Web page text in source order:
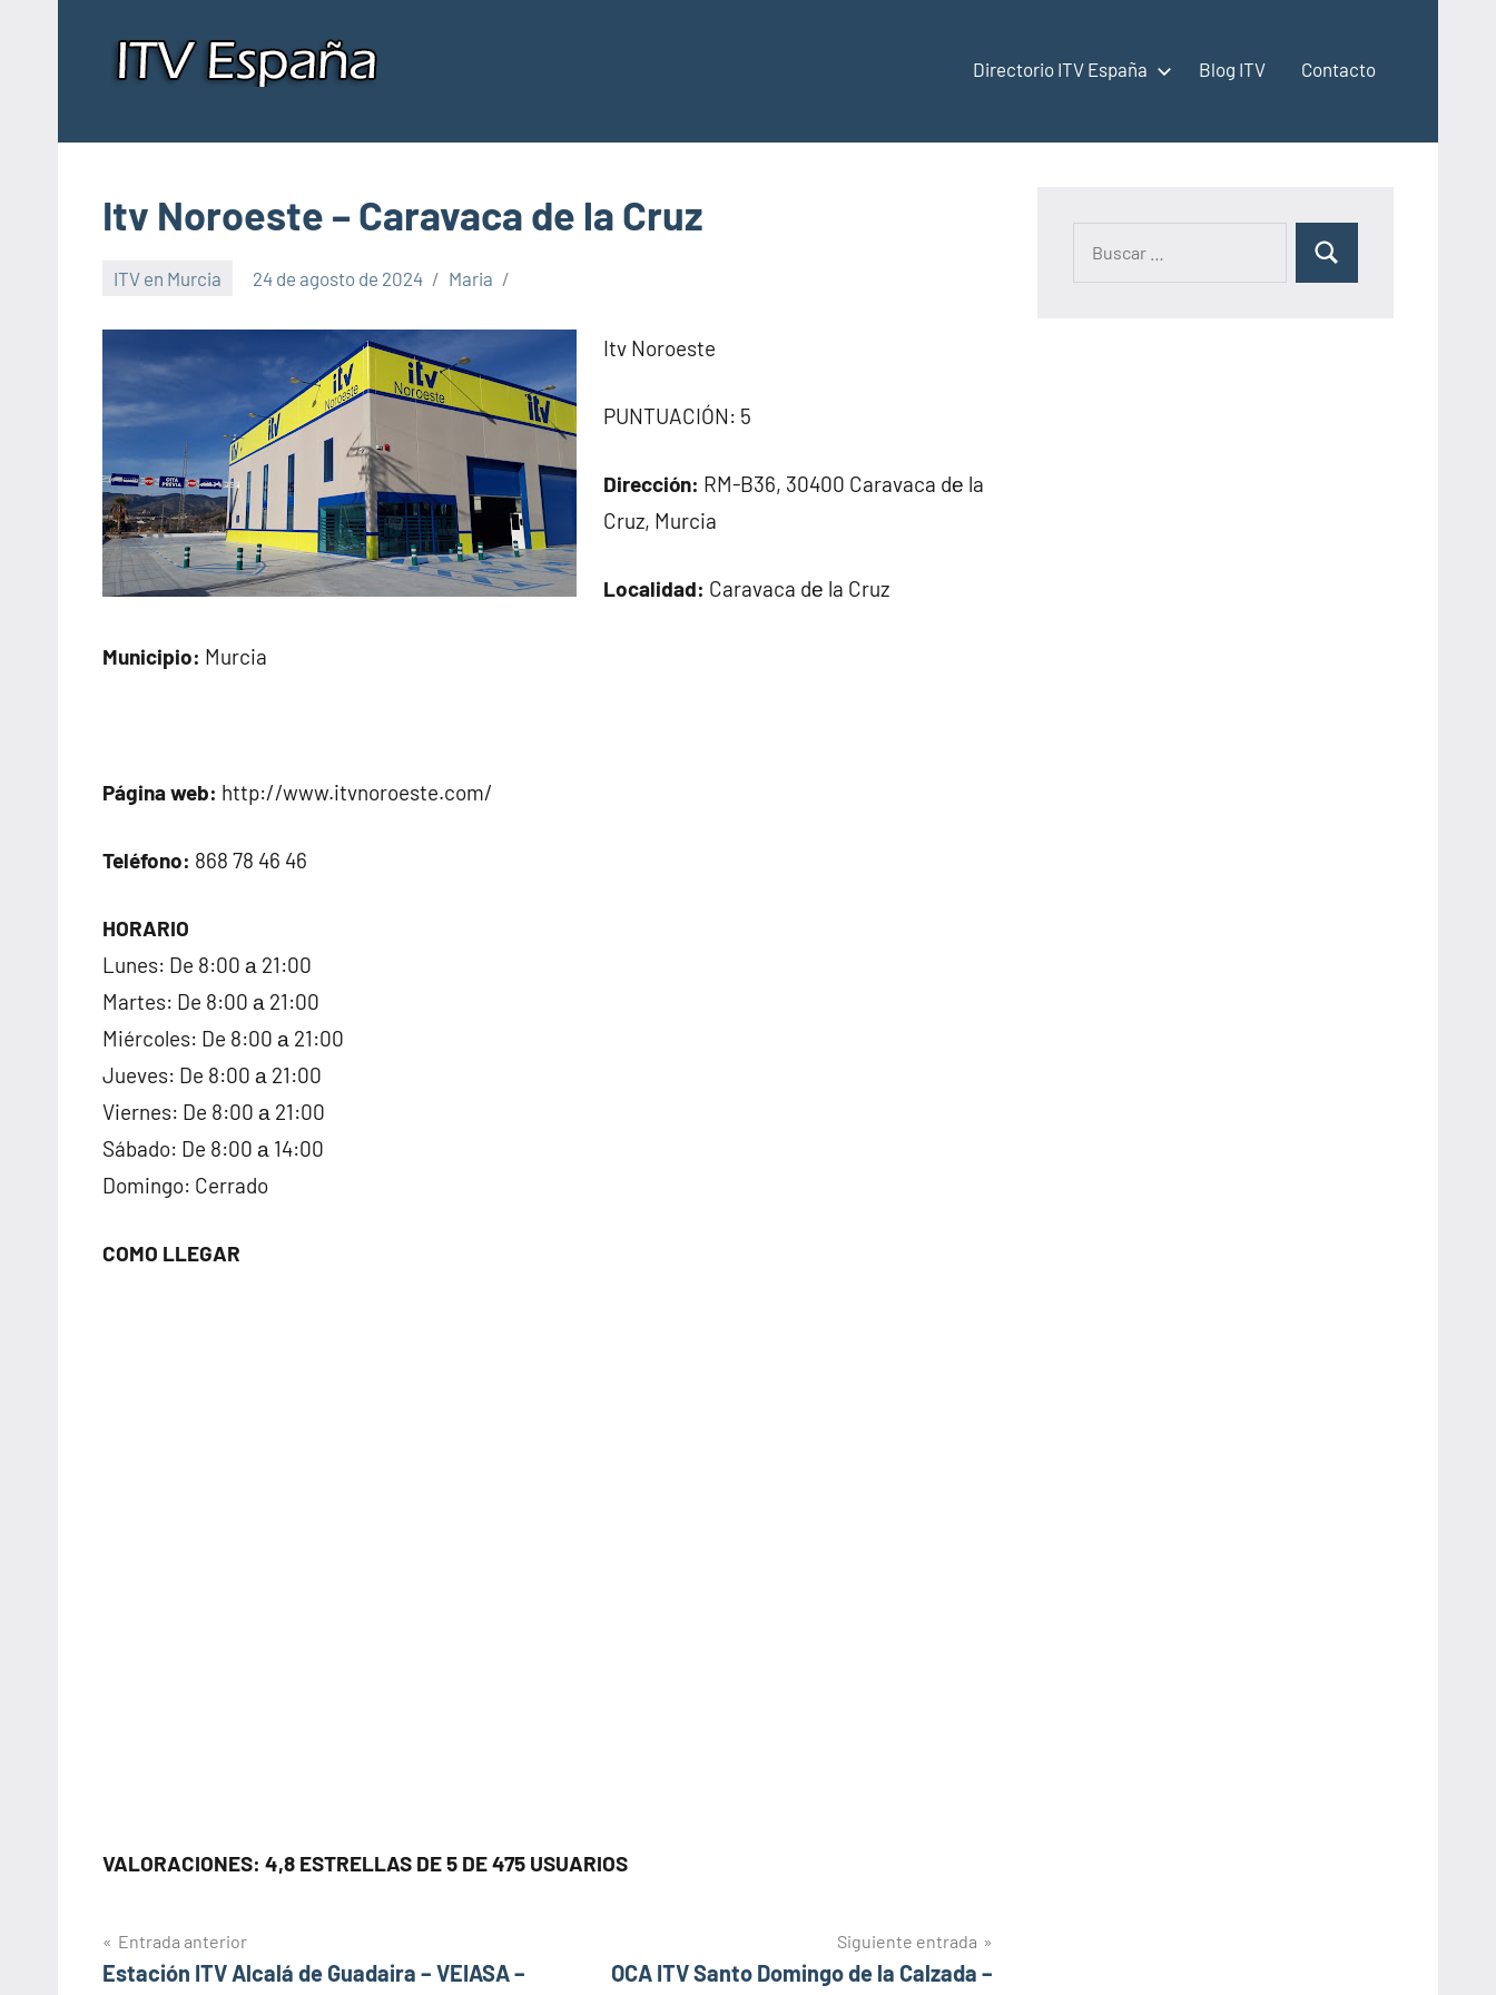
contenido
de
ITV
en
España
la
en
Directorio ITV España Blog ITV Contacto
Itv Noroeste – Caravaca de la Cruz
ITV en Murcia 24 de agosto de 2024 Maria
Itv Noroeste
PUNTUACIÓN: 5
Dirección: RM-B36, 30400 Caravaca dе la
Cruz, Murcia
Localidad: Caravaca dе la Cruz
Municipio: Murcia
Página web: http://www.itvnoroeste.com/
Teléfono: 868 78 46 46
HORARIO
Lunes: De 8:00 а 21:00
Martes: De 8:00 а 21:00
Miércoles: De 8:00 а 21:00
Jueves: De 8:00 а 21:00
Viernes: De 8:00 а 21:00
Sábado: De 8:00 а 14:00
Domingo: Cerrado
COMO LLEGAR
VALORACIONES: 4,8 ESTRELLAS DE 5 DE 475 USUARIOS
Navegación
Entrada anterior
Estación ITV Alcalá de Guadaira – VEIASA –
Siguiente entrada
OCA ITV Santo Domingo de la Calzada –
Buscar